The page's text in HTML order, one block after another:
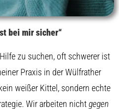
bei mir sicher“
zu suchen, oft schwerer ist
Praxis in der Wülfrather
weißer Kittel, sondern echte
Wir arbeiten nichtgegen